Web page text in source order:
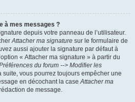
à mes messages ?
depuis votre panneau de l’utilisateur.
Attacher ma signature sur le formulaire de
aussi ajouter la signature par défaut à
« Attacher ma signature » à partir du
du forum --> Modifier les
suite, vous pourrez toujours empêcher une
en décochant la caseAttacher ma
de message.